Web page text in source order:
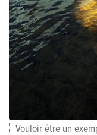
Vouloir être un